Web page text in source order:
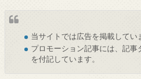
当サイトでは広告を掲載してい
プロモーション記事には、記事
を付記しています。